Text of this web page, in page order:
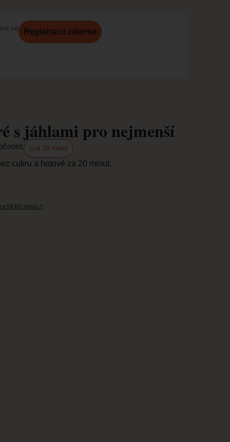
se Registrace zdarma
s jáhlami pro nejmenší
cca 20 minut
cukru a hotové za 20 minut.
59 Kč/ měsíc?